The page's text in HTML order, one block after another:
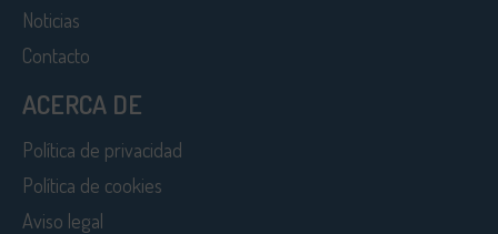
Noticias
Contacto
ACERCA DE
Política de privacidad
Política de cookies
Aviso legal